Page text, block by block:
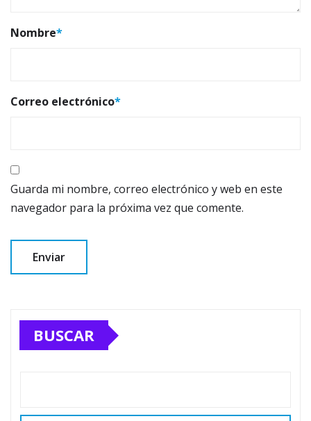
Nombre*
Correo electrónico*
Guarda mi nombre, correo electrónico y web en este
navegador para la próxima vez que comente.
BUSCAR